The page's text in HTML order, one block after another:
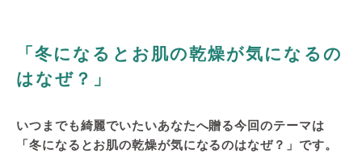
「冬になるとお肌の乾燥が気になるの
はなぜ？」
いつまでも綺麗でいたいあなたへ贈る今回のテーマは
「冬になるとお肌の乾燥が気になるのはなぜ？」です。